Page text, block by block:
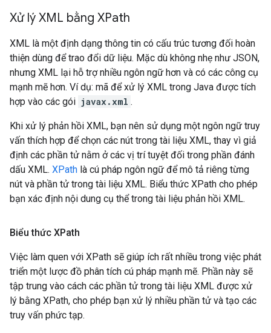
Xử lý XML bằng XPath
XML là một định dạng thông tin có cấu trúc tương đối hoàn
thiện dùng để trao đổi dữ liệu. Mặc dù không nhẹ như JSON,
nhưng XML lại hỗ trợ nhiều ngôn ngữ hơn và có các công cụ
mạnh mẽ hơn. Ví dụ: mã để xử lý XML trong Java được tích
hợp vào các gói javax.xml .
Khi xử lý phản hồi XML, bạn nên sử dụng một ngôn ngữ truy
vấn thích hợp để chọn các nút trong tài liệu XML, thay vì giả
định các phần tử nằm ở các vị trí tuyệt đối trong phần đánh
dấu XML. XPath là cú pháp ngôn ngữ để mô tả riêng từng
nút và phần tử trong tài liệu XML. Biểu thức XPath cho phép
bạn xác định nội dung cụ thể trong tài liệu phản hồi XML.
Biểu thức XPath
Việc làm quen với XPath sẽ giúp ích rất nhiều trong việc phát
triển một lược đồ phân tích cú pháp mạnh mẽ. Phần này sẽ
tập trung vào cách các phần tử trong tài liệu XML được xử
lý bằng XPath, cho phép bạn xử lý nhiều phần tử và tạo các
truy vấn phức tạp.